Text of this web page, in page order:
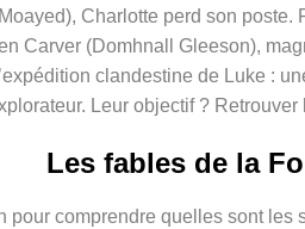
Charlotte perd son
Carver (Domhnall Gleeson),
clandestine de Luke :
Leur objectif ?
Les fables de la
pour comprendre quelles sont les